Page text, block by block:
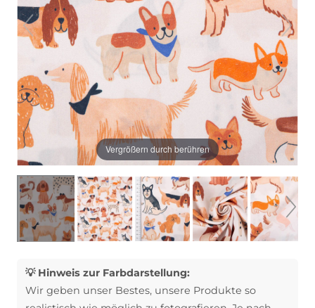
Vergrößern durch berühren
💡 Hinweis zur Farbdarstellung:
Wir geben unser Bestes, unsere Produkte so